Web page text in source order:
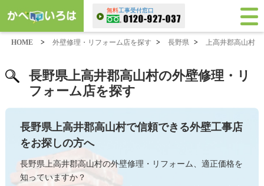
無料工事受付窓口
HOME > 外壁修理・リフォーム店を探す > 長野県 > 上高井郡高山村
長野県上高井郡高山村の外壁修理・リ
フォーム店を探す
長野県上高井郡高山村で信頼できる外壁工事店
をお探しの方へ
長野県上高井郡高山村の外壁修理・リフォーム、適正価格を
知っていますか？